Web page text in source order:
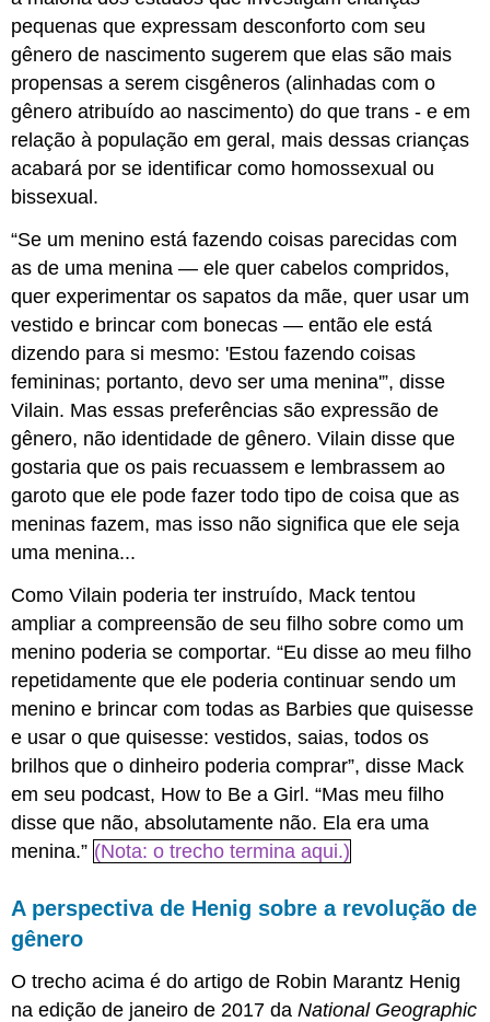
pequenas que expressam desconforto com seu
gênero de nascimento sugerem que elas são mais
propensas a serem cisgêneros (alinhadas com o
gênero atribuído ao nascimento) do que trans - e em
relação à população em geral, mais dessas crianças
acabará por se identificar como homossexual ou
bissexual.
“Se um menino está fazendo coisas parecidas com
as de uma menina — ele quer cabelos compridos,
quer experimentar os sapatos da mãe, quer usar um
vestido e brincar com bonecas — então ele está
dizendo para si mesmo: 'Estou fazendo coisas
femininas; portanto, devo ser uma menina'”, disse
Vilain. Mas essas preferências são expressão de
gênero, não identidade de gênero. Vilain disse que
gostaria que os pais recuassem e lembrassem ao
garoto que ele pode fazer todo tipo de coisa que as
meninas fazem, mas isso não significa que ele seja
uma menina...
Como Vilain poderia ter instruído, Mack tentou
ampliar a compreensão de seu filho sobre como um
menino poderia se comportar. “Eu disse ao meu filho
repetidamente que ele poderia continuar sendo um
menino e brincar com todas as Barbies que quisesse
e usar o que quisesse: vestidos, saias, todos os
brilhos que o dinheiro poderia comprar”, disse Mack
em seu podcast, How to Be a Girl. “Mas meu filho
disse que não, absolutamente não. Ela era uma
menina.” (Nota: o trecho termina aqui.)
A perspectiva de Henig sobre a revolução de
gênero
O trecho acima é do artigo de Robin Marantz Henig
na edição de janeiro de 2017 daNational Geographic